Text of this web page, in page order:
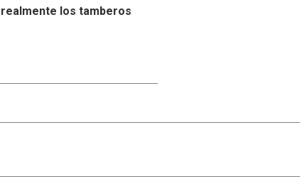
realmente los tamberos